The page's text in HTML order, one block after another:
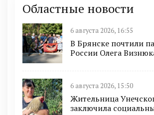
Областные новости
6 августа 2026, 16:55
В Брянске почтили
России Олега
6 августа 2026, 15:50
Жительница
заключила